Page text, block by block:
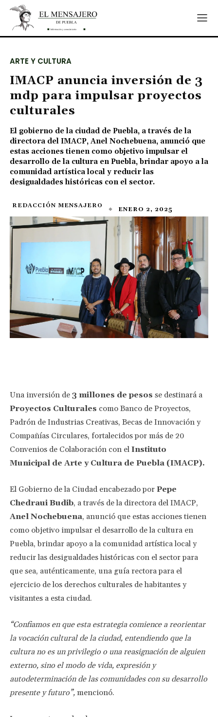
ARTE Y CULTURA
IMACP anuncia inversión de 3
mdp para impulsar proyectos
culturales
El gobierno de la ciudad de Puebla, a través de la
directora del IMACP, Anel Nochebuena, anunció que
estas acciones tienen como objetivo impulsar el
desarrollo de la cultura en Puebla, brindar apoyo a la
comunidad artística local y reducir las
desigualdades históricas con el sector.
REDACCIÓN MENSAJERO ENERO 2, 2025
Una inversión de 3 millones de pesos se destinará a
Proyectos Culturales como Banco de Proyectos,
Padrón de Industrias Creativas, Becas de Innovación y
Compañías Circulares, fortalecidos por más de 20
Convenios de Colaboración con el Instituto
Municipal de Arte y Cultura de Puebla (IMACP).
El Gobierno de la Ciudad encabezado por Pepe
Chedraui Budib, a través de la directora del IMACP,
Anel Nochebuena, anunció que estas acciones tienen
como objetivo impulsar el desarrollo de la cultura en
Puebla, brindar apoyo a la comunidad artística local y
reducir las desigualdades históricas con el sector para
que sea, auténticamente, una guía rectora para el
ejercicio de los derechos culturales de habitantes y
visitantes a esta ciudad.
“Confiamos en que esta estrategia comience a reorientar
la vocación cultural de la ciudad, entendiendo que la
cultura no es un privilegio o una reasignación de alguien
externo, sino el modo de vida, expresión y
autodeterminación de las comunidades con su desarrollo
presente y futuro”, mencionó.